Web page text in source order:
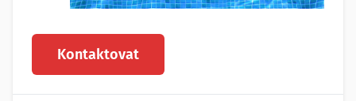
Kontaktovat